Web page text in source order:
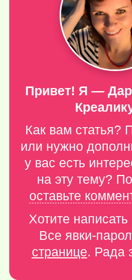
Привет! Я —
Как вам статья?
или нужно
у вас есть
на эту тему?
оставьте
Хотите
Все явки-
странице. Рада